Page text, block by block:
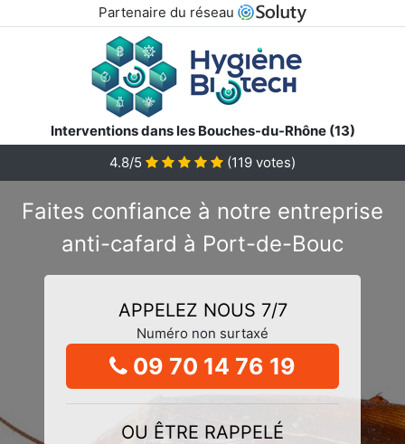
Partenaire du réseau
Interventions dans les Bouches-du-Rhône (13)
4.8/5
(119 votes)
Faites confiance à notre entreprise
anti-cafard à Port-de-Bouc
APPELEZ NOUS 7/7
Numéro non surtaxé
09 70 14 76 19
OU ÊTRE RAPPELÉ